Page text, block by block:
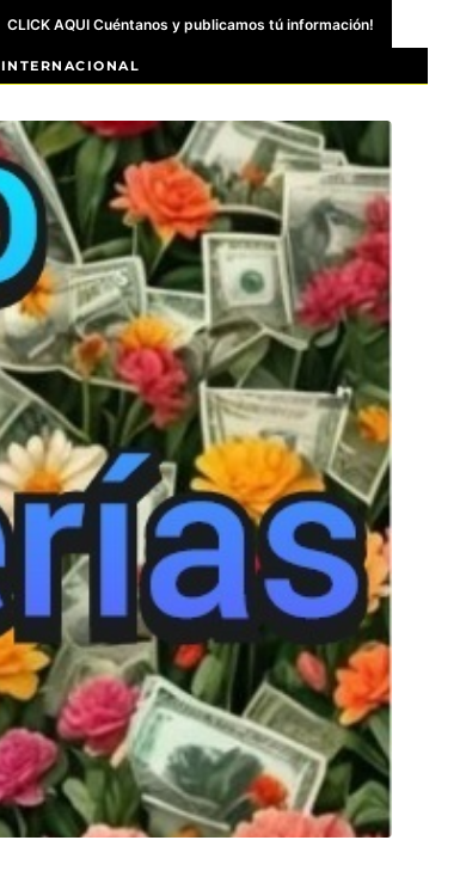
CLICK AQUI Cuéntanos y publicamos tú información!
INTERNACIONAL